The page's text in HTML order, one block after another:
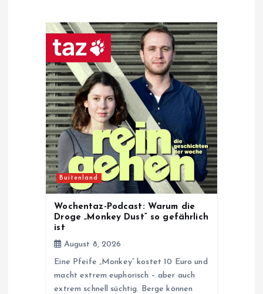
Buitenland
Wochentaz-Podcast: Warum die
Droge „Monkey Dust“ so gefährlich
ist
August 8, 2026
Eine Pfeife „Monkey“ kostet 10 Euro und
macht extrem euphorisch – aber auch
extrem schnell süchtig. Berge können